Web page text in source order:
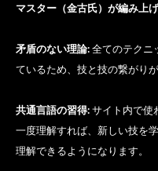
マスター（金古氏）が編み上
矛盾のない理論:全てのテクニ
ているため、技と技の繋がり
共通言語の習得:サイト内で使
一度理解すれば、新しい技を
理解できるようになります。